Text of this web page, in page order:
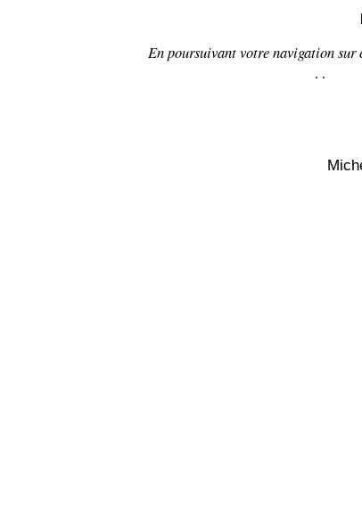
En poursuivant votre navigation
. .